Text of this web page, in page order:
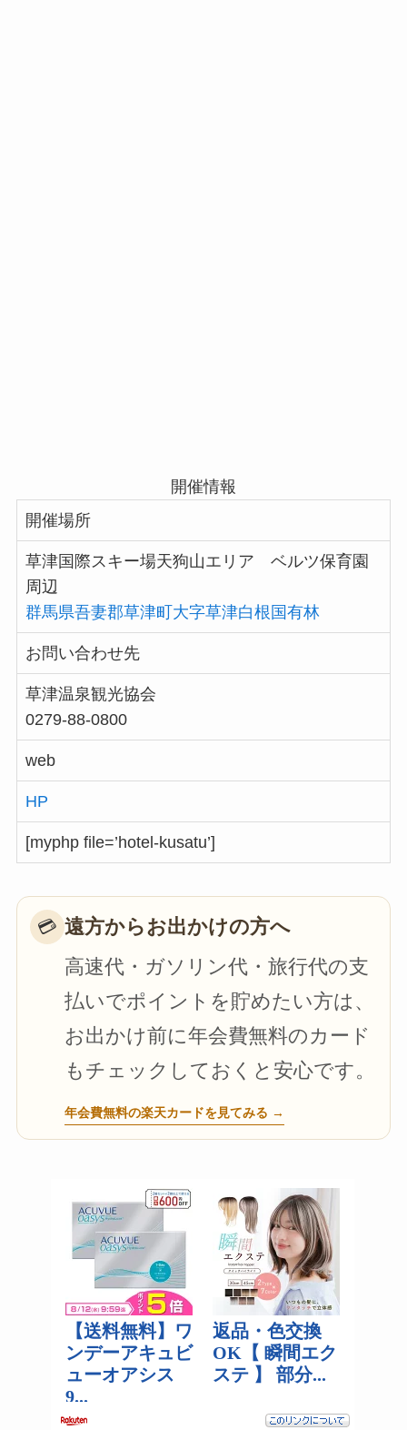
開催情報
開催場所
草津国際スキー場天狗山エリア ベルツ保育園
周辺
群馬県吾妻郡草津町大字草津白根国有林
お問い合わせ先
草津温泉観光協会
0279-88-0800
web
HP
[myphp file=’hotel-kusatu’]
💳 遠方からお出かけの方へ
高速代・ガソリン代・旅行代の支
払いでポイントを貯めたい方は、
お出かけ前に年会費無料のカード
もチェックしておくと安心です。
年会費無料の楽天カードを見てみる